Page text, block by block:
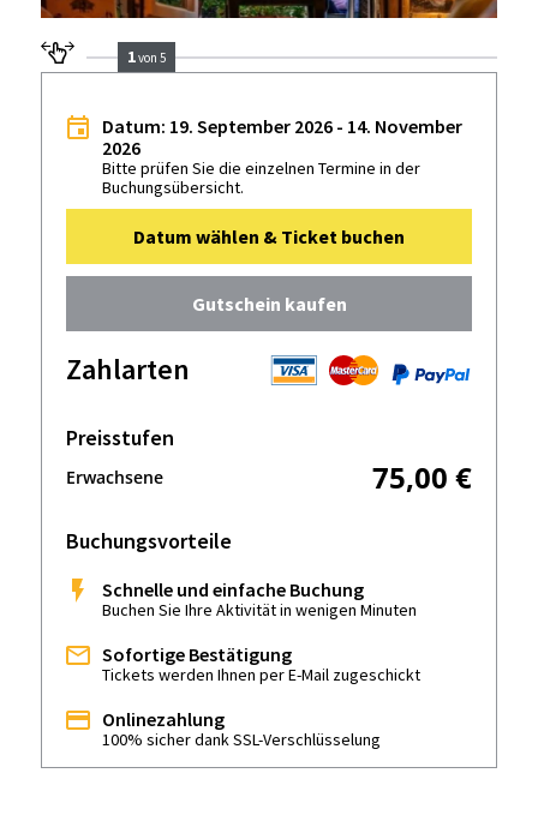
1von 5
Datum: 19. September 2026 - 14. November
2026
Bitte prüfen Sie die einzelnen Termine in der
Buchungsübersicht.
Datum wählen & Ticket buchen
Gutschein kaufen
Zahlarten
Preisstufen
Erwachsene 75,00 €
Buchungsvorteile
Schnelle und einfache Buchung
Buchen Sie Ihre Aktivität in wenigen Minuten
Sofortige Bestätigung
Tickets werden Ihnen per E-Mail zugeschickt
Onlinezahlung
100% sicher dank SSL-Verschlüsselung